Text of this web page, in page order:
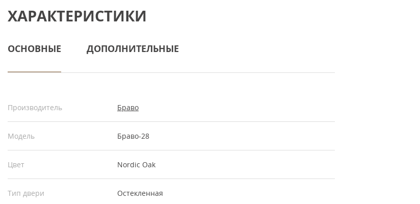
ХАРАКТЕРИСТИКИ
ОСНОВНЫЕ ДОПОЛНИТЕЛЬНЫЕ
Производитель Браво
Модель Браво-28
Цвет Nordic Oak
Тип двери Остекленная